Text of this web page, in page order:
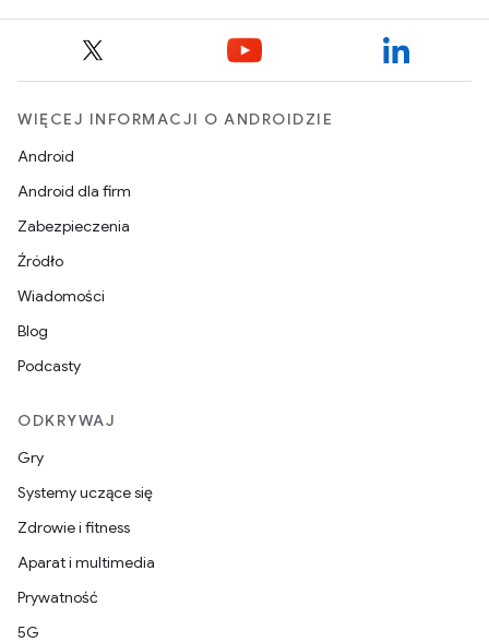
WIĘCEJ INFORMACJI O ANDROIDZIE
Android
Android dla firm
Zabezpieczenia
Źródło
Wiadomości
Blog
Podcasty
ODKRYWAJ
Gry
Systemy uczące się
Zdrowie i fitness
Aparat i multimedia
Prywatność
5G